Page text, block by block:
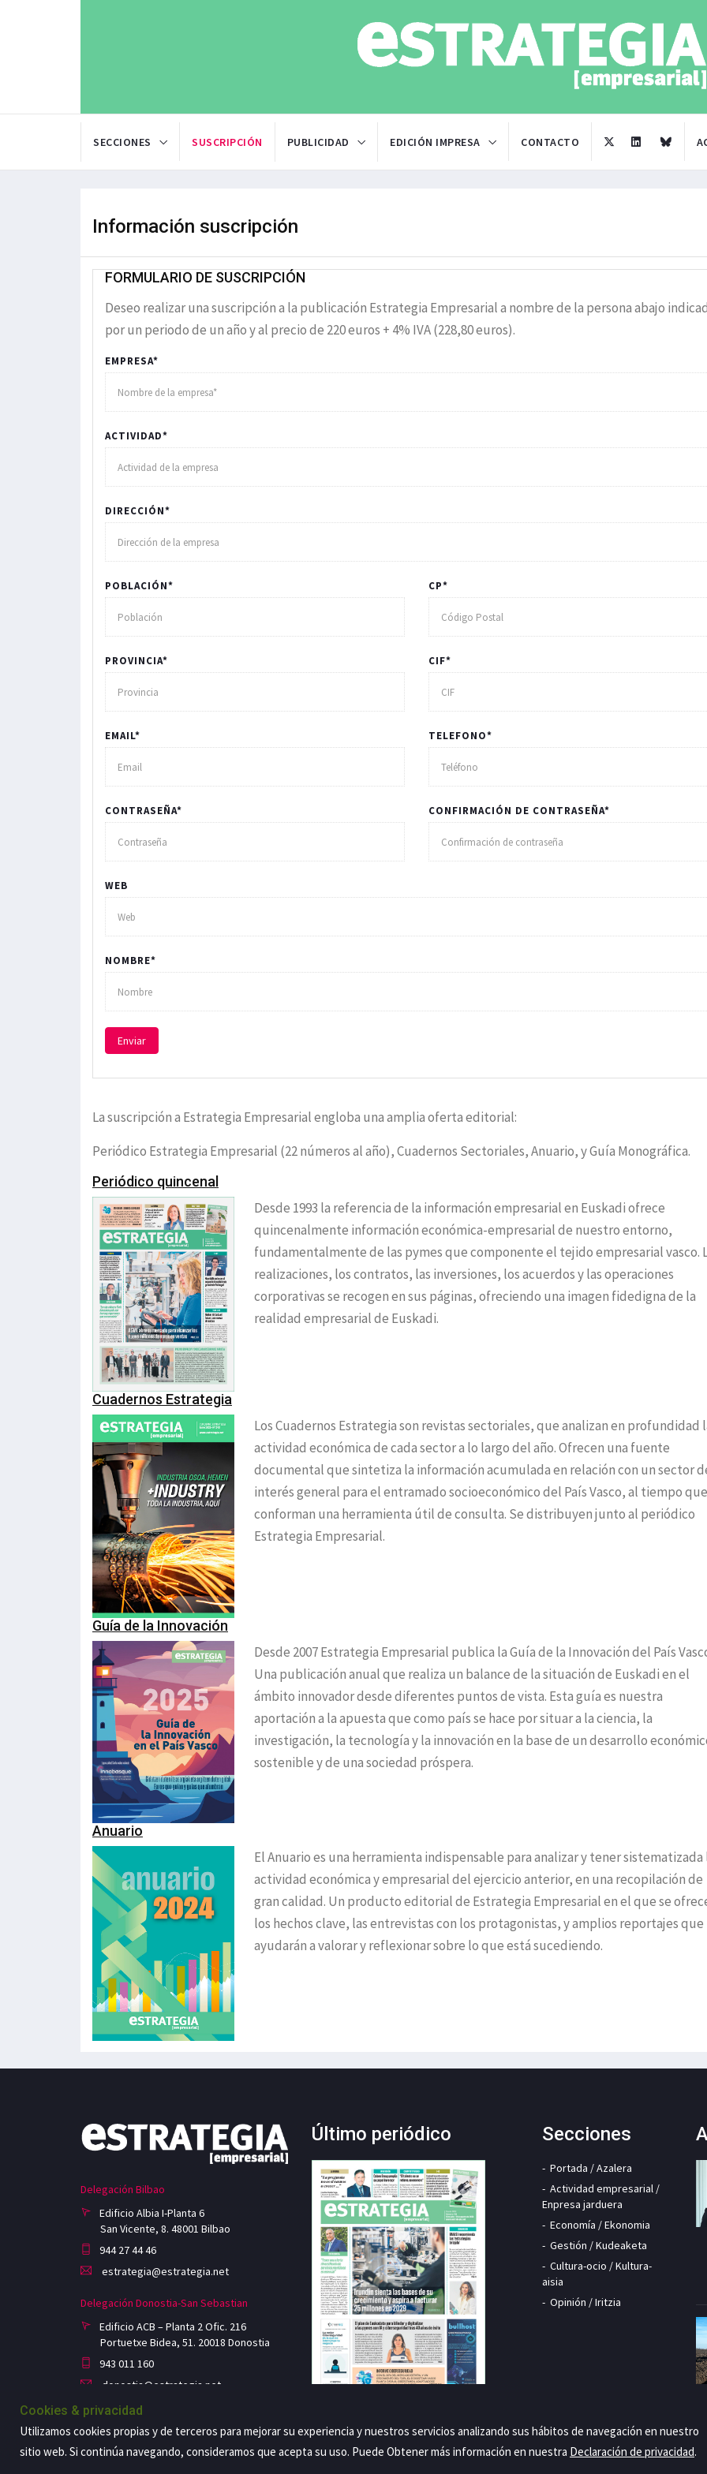
SECCIONES SUSCRIPCIÓN PUBLICIDAD EDICIÓN IMPRESA CONTACTO
Información suscripción
FORMULARIO DE SUSCRIPCIÓN
Deseo realizar una suscripción a la publicación Estrategia Empresarial a nombre de la persona abajo
por un periodo de un año y al precio de 220 euros + 4% IVA (228,80 euros).
EMPRESA*
ACTIVIDAD*
DIRECCIÓN*
POBLACIÓN* CP*
PROVINCIA* CIF*
EMAIL* TELEFONO*
CONTRASEÑA* CONFIRMACIÓN DE CONTRASEÑA*
WEB
NOMBRE*
Enviar
La suscripción a Estrategia Empresarial engloba una amplia oferta editorial:
Periódico Estrategia Empresarial (22 números al año), Cuadernos Sectoriales, Anuario, y Guía Monográfica.
Periódico quincenal
Desde 1993 la referencia de la información empresarial en Euskadi ofrece
quincenalmente información económica-empresarial de nuestro entorno,
fundamentalmente de las pymes que componente el tejido empresarial vasco.
realizaciones, los contratos, las inversiones, los acuerdos y las operaciones
corporativas se recogen en sus páginas, ofreciendo una imagen fidedigna de la
realidad empresarial de Euskadi.
Cuadernos Estrategia
Los Cuadernos Estrategia son revistas sectoriales, que analizan en profundidad
actividad económica de cada sector a lo largo del año. Ofrecen una fuente
documental que sintetiza la información acumulada en relación con un sector
interés general para el entramado socioeconómico del País Vasco, al tiempo que
conforman una herramienta útil de consulta. Se distribuyen junto al periódico
Estrategia Empresarial.
Guía de la Innovación
Desde 2007 Estrategia Empresarial publica la Guía de la Innovación del País
Una publicación anual que realiza un balance de la situación de Euskadi en el
ámbito innovador desde diferentes puntos de vista. Esta guía es nuestra
aportación a la apuesta que como país se hace por situar a la ciencia, la
investigación, la tecnología y la innovación en la base de un desarrollo
sostenible y de una sociedad próspera.
Anuario
El Anuario es una herramienta indispensable para analizar y tener sistematizada
actividad económica y empresarial del ejercicio anterior, en una recopilación de
gran calidad. Un producto editorial de Estrategia Empresarial en el que se
los hechos clave, las entrevistas con los protagonistas, y amplios reportajes que
ayudarán a valorar y reflexionar sobre lo que está sucediendo.
Delegación Bilbao
Edificio Albia I-Planta 6
San Vicente, 8. 48001 Bilbao
944 27 44 46
estrategia@estrategia.net
Delegación Donostia-San Sebastian
Edificio ACB – Planta 2 Ofic. 216
Portuetxe Bidea, 51. 20018 Donostia
943 011 160
donostia@estrategia.net
Último periódico Secciones
Portada / Azalera
Actividad empresarial /
Enpresa jarduera
Economía / Ekonomia
Gestión / Kudeaketa
Cultura-ocio / Kultura-
aisia
Opinión / Iritzia
Cookies & privacidad
Utilizamos cookies propias y de terceros para mejorar su experiencia y nuestros servicios analizando sus hábitos de navegación en nuestro
sitio web. Si continúa navegando, consideramos que acepta su uso. Puede Obtener más información en nuestra Declaración de privacidad.